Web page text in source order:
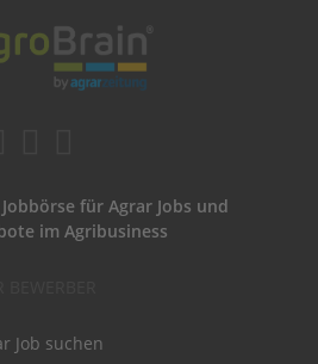
für Agrar Jobs und
im Agribusiness
Job suchen